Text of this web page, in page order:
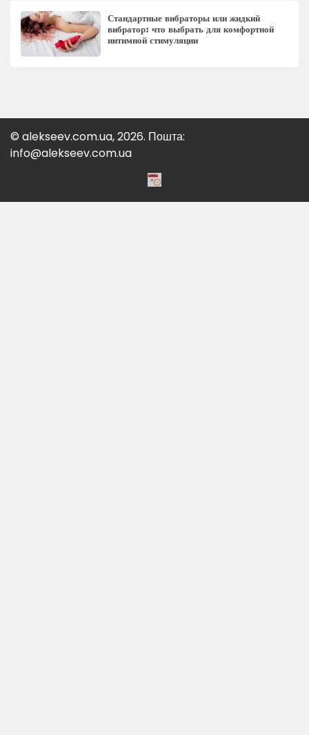
Стандартные вибраторы или жидкий
вибратор: что выбрать для комфортной
интимной стимуляции
© alekseev.com.ua, 2026. Пошта:
info@alekseev.com.ua